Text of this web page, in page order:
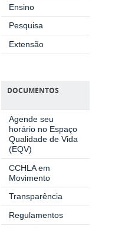
Ensino
Pesquisa
Extensão
DOCUMENTOS
Agende seu
horário no Espaço
Qualidade de Vida
(EQV)
CCHLA em
Movimento
Transparência
Regulamentos